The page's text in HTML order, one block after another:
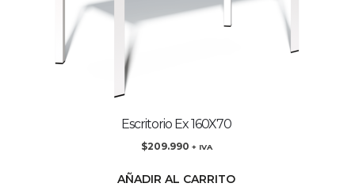
Escritorio Ex 160X70
$209.990 + IVA
AÑADIR AL CARRITO